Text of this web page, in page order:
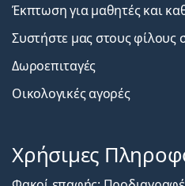
Έκπτωση για μαθητές και
Συστήστε μας στους φίλους
Δωροεπιταγές
Οικολογικές αγορές
Χρήσιμες